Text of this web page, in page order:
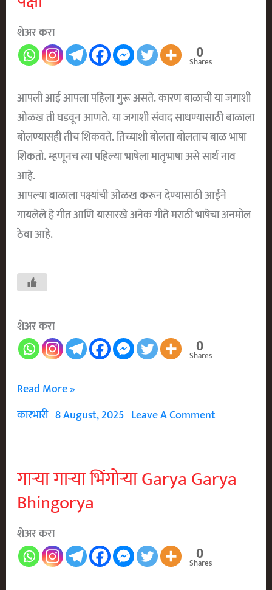
शेअर करा
0
Shares
आपली आई आपला पहिला गुरू असते. कारण बाळाची या जगाशी
ओळख ती घडवून आणते. या जगाशी संवाद साधण्यासाठी बाळाला
बोलण्यासही तीच शिकवते. तिच्याशी बोलता बोलताच बाळ भाषा
शिकतो. म्हणूनच त्या पहिल्या भाषेला मातृभाषा असे सार्थ नाव
आहे.
आपल्या बाळाला पक्ष्यांची ओळख करून देण्यासाठी आईने
गायलेले हे गीत आणि यासारखे अनेक गीते मराठी भाषेचा अनमोल
ठेवा आहे.
शेअर करा
0
Shares
पक्षी
Read More »
कारभारी 8 August, 2025 Leave A Comment
गाऱ्या गाऱ्या भिंगोऱ्या Garya Garya
Bhingorya
शेअर करा
0
Shares